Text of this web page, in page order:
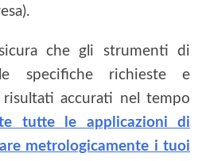
che gli strumenti di
specifiche richieste e
accurati nel tempo
tutte le applicazioni di
metrologicamente i tuoi